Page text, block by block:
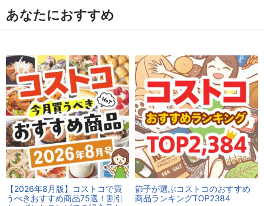
あなたにおすすめ
【2026年8月版】コストコで買
うべきおすすめ商品75選！割引
節子が選ぶコストコのおすすめ
商品ランキングTOP2384